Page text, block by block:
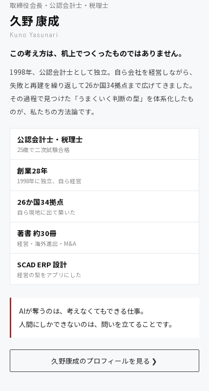
取締役会長・公認会計士・税理士
久野 康成
Kuno Yasunari
この考え方は、机上でつくったものではありません。
1998年、公認会計士として独立。自ら会社を経営しながら、
失敗と再建を繰り返して26か国34拠点まで広げてきました。
その過程で見つけた「うまくいく判断の型」を体系化したも
のが、私たちの方法論です。
公認会計士・税理士
25歳で二次試験合格
創業28年
1998年に独立、自ら経営
26か国34拠点
自ら現地に出て築いた
著書 約30冊
経営・海外進出・M&A
SCAD ERP 設計
経営の型をアプリにした
AIが奪うのは、考えなくてもできる仕事。
人間にしかできないのは、問いを立てることです。
久野康成のプロフィールを見る ❯